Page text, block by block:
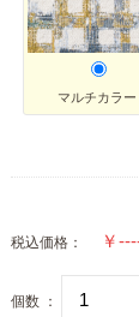
マルチカラー
税込価格：
個数 ：